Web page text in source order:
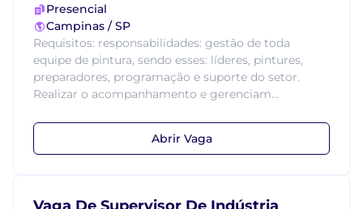
Presencial
Campinas / SP
Requisitos: responsabilidades: gestão de toda
equipe de pintura, sendo esses: líderes, pintures,
preparadores, programação e suporte do setor.
Realizar o acompanhamento e gerenciam...
Abrir Vaga